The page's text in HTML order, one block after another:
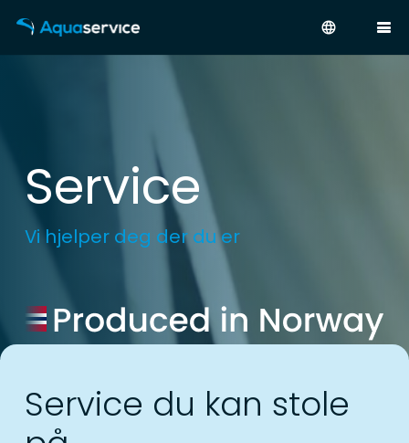
language
Service
Vi hjelper deg der du er
Service du kan stole